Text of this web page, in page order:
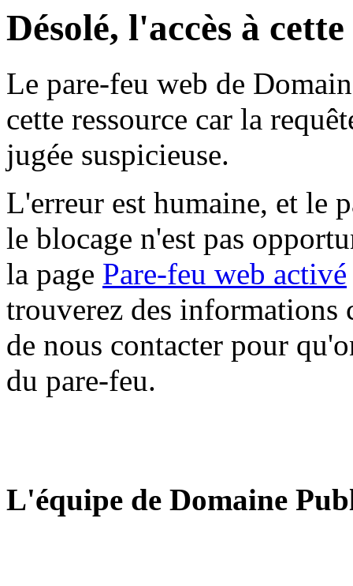
Désolé, l'accès à
Le pare-feu web de
cette ressource car la
jugée suspicieuse.
L'erreur est humaine, et le
le blocage n'est pas
la page Pare-feu web activé
trouverez des informations
de nous contacter pour
du pare-feu.
L'équipe de Domaine